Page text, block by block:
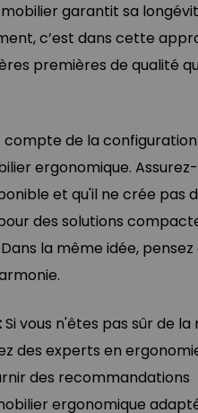
garantit sa
c’est dans cette
premières de qualité
compte de la
ergonomique.
et qu'il ne crée pas
des solutions
la même idée, pensez
Si vous n'êtes pas sûr de la
des experts en
des recommandations
ergonomique